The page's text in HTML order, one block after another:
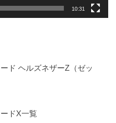
10:31
ド ヘルズネザーZ（ゼッ
ドX一覧